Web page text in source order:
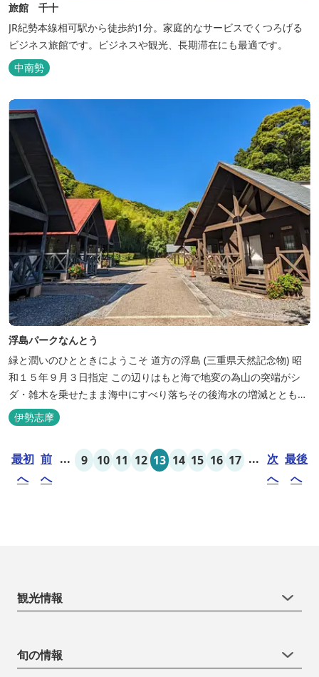
旅館 千十
JR紀勢本線相可駅から徒歩約1分。家庭的なサービスでくつろげる
ビジネス旅館です。ビジネスや観光、長期滞在にも最適です。
中南勢
浮島パークなんとう
緑と潤いのひとときにようこそ ​道方の浮島 (三重県天然記念物) 昭
和１５年９月３日指定 この辺りはもと海で地変の為山の突端がシ
ダ・雑木を乗せたまま海中にすべり落ちその後海水の増減とともに
浮き沈みするようになったと伝えられています。 周辺は浮島を廻る
散策路が設けられ、また海岸線が一望できる展望塔へと続く遊歩道
用頂け...
伊勢志摩
最初
へ
前
へ
... 9 10 11 12 13 14 15 16 17 ... 次
へ
最後
へ
観光情報
旬の情報